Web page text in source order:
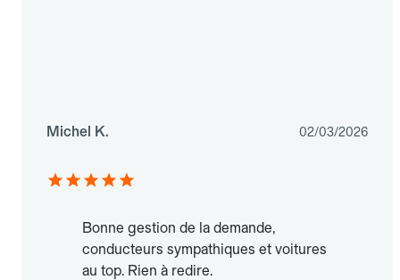
Michel K. 02/03/2026
Bonne gestion de la demande,
conducteurs sympathiques et voitures
au top. Rien à redire.